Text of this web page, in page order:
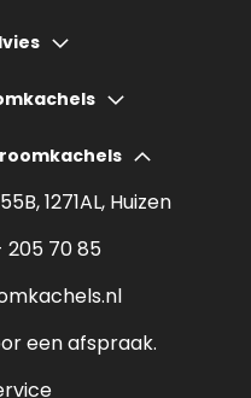
houtkachel?
1271AL, Huizen
205 70 85
een afspraak.